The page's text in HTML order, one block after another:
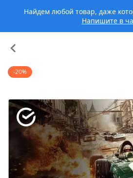
Найдем любой товар, даже
Напишите в
-20%